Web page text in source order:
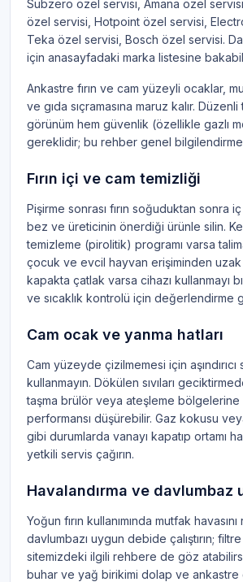
Subzero özel servisi Amana özel servisi
özel servisi Hotpoint özel servisi
Teka özel servisi Bosch özel servisi.
için anasayfadaki marka listesine
Ankastre fırın ve cam yüzeyli ocaklar,
ve gıda sıçramasına maruz kalır.
görünüm hem güvenlik (özellikle gazlı
gereklidir; bu rehber genel bilgilendirme
Fırın içi ve cam temizliği
Pişirme sonrası fırın soğuduktan sonra
bez ve üreticinin önerdiği ürünle silin.
temizleme (pirolitik) programı varsa
çocuk ve evcil hayvan erişiminden uzak
kapakta çatlak varsa cihazı kullanmayı
ve sıcaklık kontrolü için değerlendirme
Cam ocak ve yanma hatları
Cam yüzeyde çizilmemesi için aşındırıcı
kullanmayın. Dökülen sıvıları
taşma brülör veya ateşleme bölgelerine
performansı düşürebilir. Gaz kokusu
gibi durumlarda vanayı kapatıp ortamı
yetkili servis çağırın.
Havalandırma ve davlumbaz
Yoğun fırın kullanımında mutfak
davlumbazı uygun debide çalıştırın; filtre
sitemizdeki ilgili rehbere de göz
buhar ve yağ birikimi dolap ve ankastre